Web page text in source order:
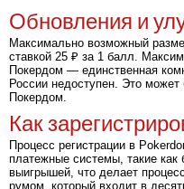
Обновления и
Максимально возможный
ставкой 25 ₽ за 1 балл.
Покердом — единственная
России недоступен. Это
Покердом.
Как
Процесс регистрации в
платежные системы, такие как
выигрышей, что делает
румом, который входит в